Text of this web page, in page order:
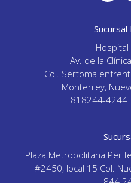
Hospital
Av. de la
Col. Sertoma
Monterrey,
818244-4244
Plaza Metropolitana
#2450, local 15 Col.